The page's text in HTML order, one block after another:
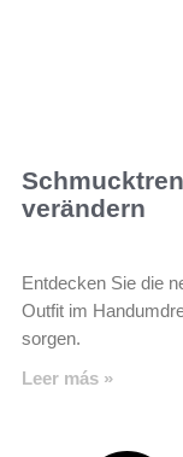
verändern
Entdecken Sie die
Outfit im
sorgen.
Leer más »